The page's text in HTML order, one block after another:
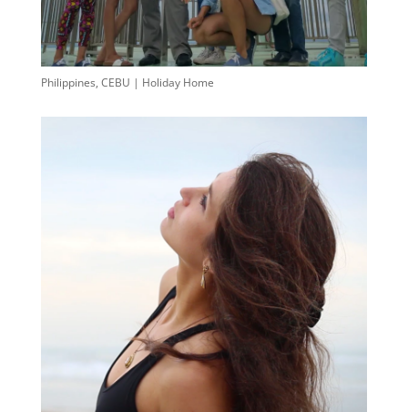
Philippines, CEBU | Holiday Home